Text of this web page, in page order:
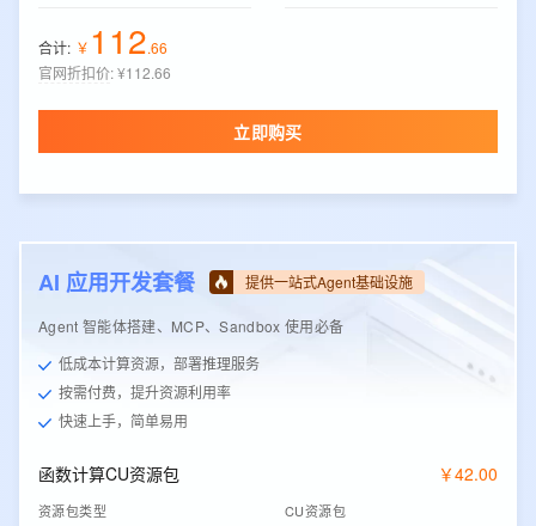
合计: ￥ 112.66
官网折扣价:¥112.66
立即购买
AI 应用开发套餐 提供一站式Agent基础设施
Agent 智能体搭建、MCP、Sandbox 使用必备
低成本计算资源，部署推理服务
按需付费，提升资源利用率
快速上手，简单易用
函数计算CU资源包 ￥42.00
资源包类型 CU资源包